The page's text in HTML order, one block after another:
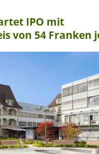
IPO mit
von 54 Franken